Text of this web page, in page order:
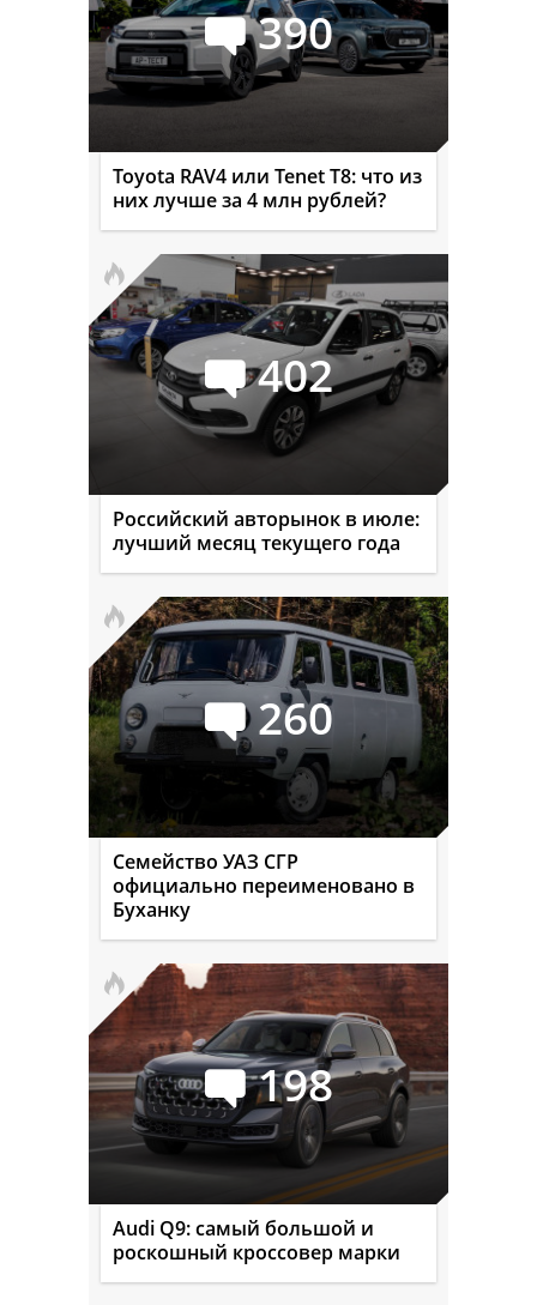
390
Toyota RAV4 или Tenet T8: что из
них лучше за 4 млн рублей?
402
Российский авторынок в июле:
лучший месяц текущего года
260
Семейство УАЗ СГР
официально переименовано в
Буханку
198
Audi Q9: самый большой и
роскошный кроссовер марки